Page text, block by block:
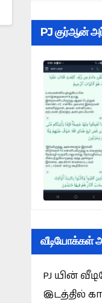
PJ குர்ஆன்
வீடியோக்கள்
PJ யின்
இடத்தில்